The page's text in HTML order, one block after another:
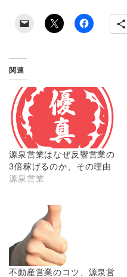
関連
源泉営業はなぜ反響営業の
3倍稼げるのか、その理由
源泉営業
不動産営業のコツ、源泉営